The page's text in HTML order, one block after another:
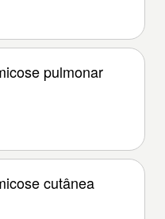
pulmonar
cutânea